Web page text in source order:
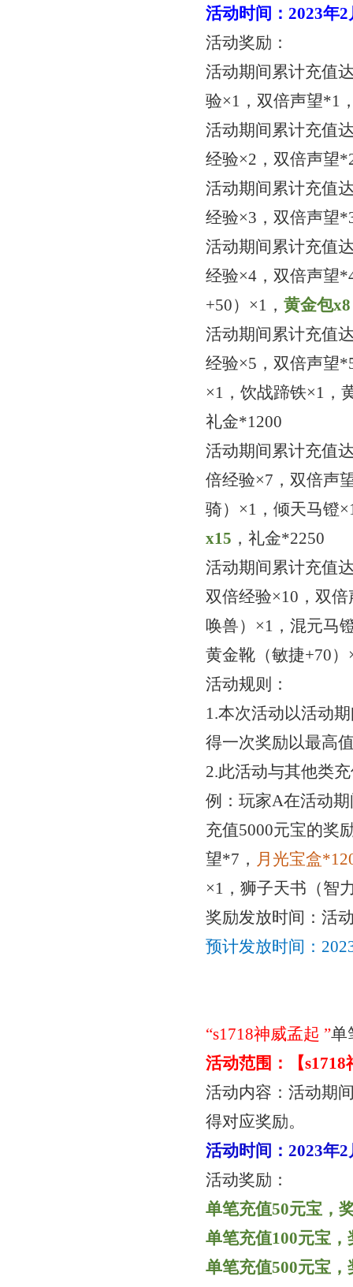
活动时间：2023年
活动奖励：
活动期间累计充值
验×1，双倍声望*1
活动期间累计充值
经验×2，双倍声望
活动期间累计充值
经验×3，双倍声望
活动期间累计充值
经验×4，双倍声望
+50）×1，黄金包x8
活动期间累计充值
经验×5，双倍声望
×1 ，饮战蹄铁×1，
礼金*1200
活动期间累计充值
倍经验×7，双倍声
骑） ×1，倾天马镫
x1 5 ，礼金*2250
活动期间累计充值
双倍经验×10，双
唤兽） ×1，混元马
黄金靴（敏捷+70）
活动规则：
1.本次活动以活动
得一次奖励以最高
2.此活动与其他类
例：玩家A在活动
充值5000元宝的奖
望*7， 月光宝盒*1
×1，狮子天书（智
奖励发放时间：活
预计发放时间：
“s1718神威孟起”单
活动范围：【
活动内容：活动期
得对应奖励。
活动时间：2023年
活动奖励：
单笔充值50元宝，
单笔充值100元宝
单笔充值500元宝